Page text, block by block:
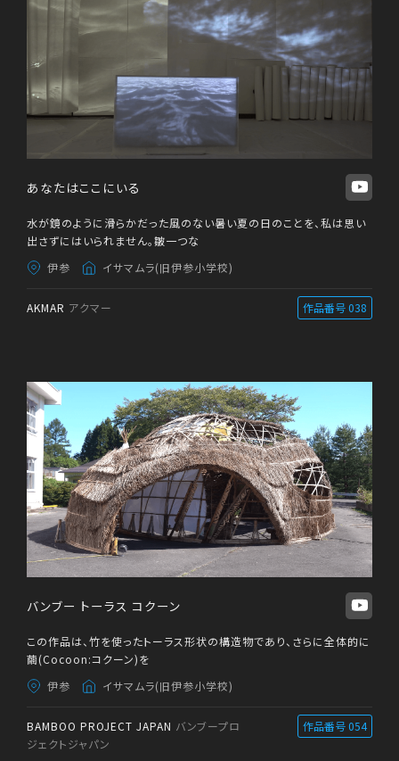
あなたはここにいる
水が鏡のように滑らかだった風のない暑い夏の日のことを、私は思い
出さずにはいられません。皺一つな
伊参
イサマムラ(旧伊参小学校)
AKMAR アクマー 作品番号 038
バンブー トーラス コクーン
この作品は、竹を使ったトーラス形状の構造物であり、さらに全体的に
繭(Cocoon:コクーン)を
伊参
イサマムラ(旧伊参小学校)
BAMBOO PROJECT JAPAN バンブープロ
ジェクトジャパン
作品番号 054